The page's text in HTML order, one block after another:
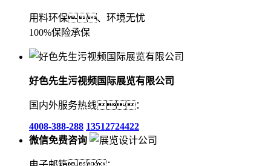
用料环保、环境无忧
100%保险承保
好色先生污视频国际展览有限公司
国内外服务热线：
4008-388-288 13512724422
微信免费咨询